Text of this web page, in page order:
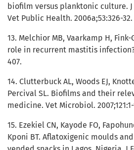
biofilm versus planktonic culture.
Vet Public Health. 2006a;53:326-32.
13. Melchior MB, Vaarkamp H,
role in recurrent mastitis infection?
407.
14. Clutterbuck AL, Woods EJ,
Percival SL. Biofilms and their
medicine. Vet Microbiol. 2007;121:1-
15. Ezekiel CN, Kayode FO,
Kponi BT. Aflatoxigenic moulds